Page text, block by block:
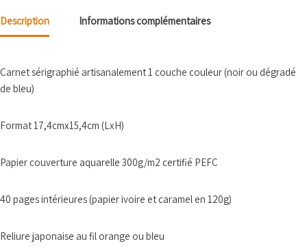
Description Informations complémentaires
Carnet sérigraphié artisanalement 1 couche couleur (noir ou dégradé
de bleu)
Format 17,4cmx15,4cm (LxH)
Papier couverture aquarelle 300g/m2 certifié PEFC
40 pages intérieures (papier ivoire et caramel en 120g)
Reliure japonaise au fil orange ou bleu